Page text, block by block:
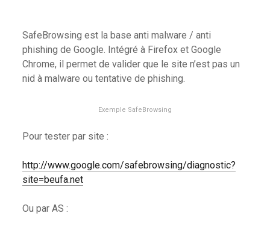
SafeBrowsing est la base anti malware / anti
phishing de Google. Intégré à Firefox et Google
Chrome, il permet de valider que le site n’est pas un
nid à malware ou tentative de phishing.
Exemple SafeBrowsing
Pour tester par site :
http://www.google.com/safebrowsing/diagnostic?
site=beufa.net
Ou par AS :